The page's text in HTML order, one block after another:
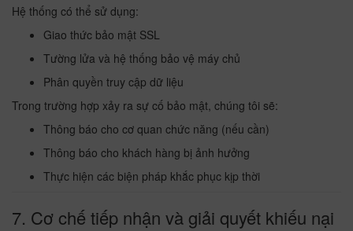
Hệ thống có thể sử dụng:
Giao thức bảo mật SSL
Tường lửa và hệ thống bảo vệ máy chủ
Phân quyền truy cập dữ liệu
Trong trường hợp xảy ra sự cố bảo mật, chúng tôi sẽ:
Thông báo cho cơ quan chức năng (nếu cần)
Thông báo cho khách hàng bị ảnh hưởng
Thực hiện các biện pháp khắc phục kịp thời
7. Cơ chế tiếp nhận và giải quyết khiếu nại